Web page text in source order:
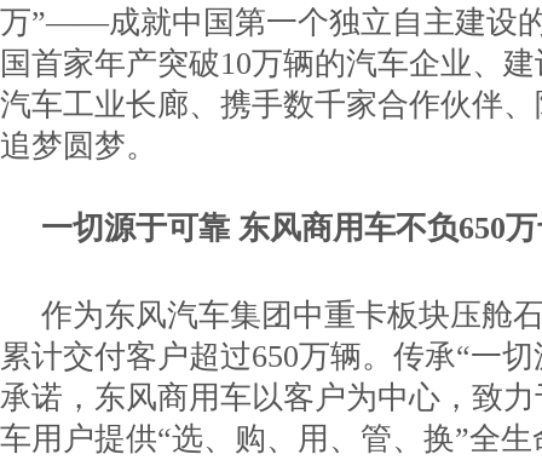
万”——成就中国第一个独立自主建设
国首家年产突破10万辆的汽车企业、
汽车工业长廊、携手数千家合作伙伴
追梦圆梦。
一切源于可靠 东风商用车不负650
作为东风汽车集团中重卡板块压舱
累计交付客户超过650万辆。传承“一
承诺，东风商用车以客户为中心，致
车用户提供“选、购、用、管、换”全